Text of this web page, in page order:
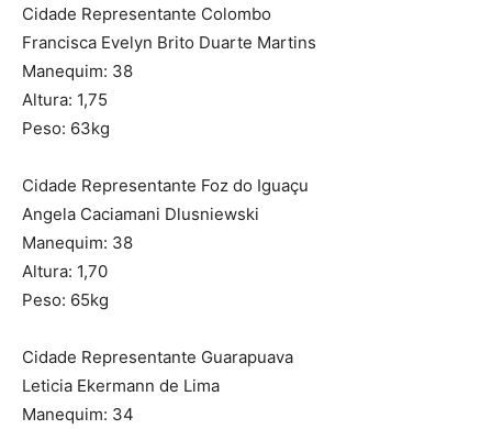
Cidade Representante Colombo
Francisca Evelyn Brito Duarte Martins
Manequim: 38
Altura: 1,75
Peso: 63kg
Cidade Representante Foz do Iguaçu
Angela Caciamani Dlusniewski
Manequim: 38
Altura: 1,70
Peso: 65kg
Cidade Representante Guarapuava
Leticia Ekermann de Lima
Manequim: 34